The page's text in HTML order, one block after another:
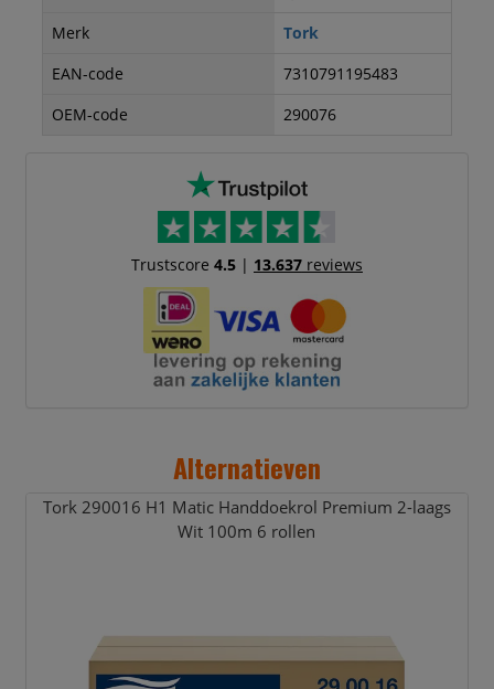
Merk
Tork
EAN-code
7310791195483
OEM-code
290076
Trustscore 4.5| 13.637reviews
Alternatieven
Tork 290016 H1 Matic Handdoekrol Premium 2-laags
Wit 100m 6 rollen